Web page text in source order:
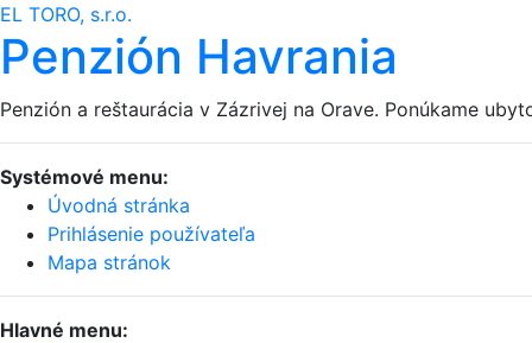
EL TORO, s.r.o.
Penzión Havrania
Penzión a reštaurácia v Zázrivej na Orave. Ponúkame
Systémové menu:
Úvodná stránka
Prihlásenie používateľa
Mapa stránok
Hlavné menu: